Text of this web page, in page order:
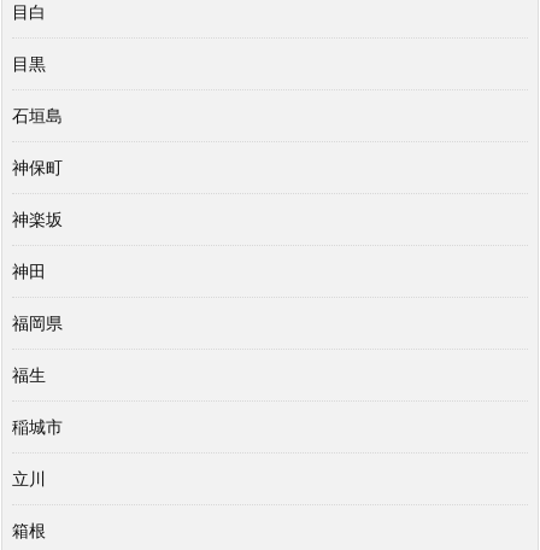
目白
目黒
石垣島
神保町
神楽坂
神田
福岡県
福生
稲城市
立川
箱根